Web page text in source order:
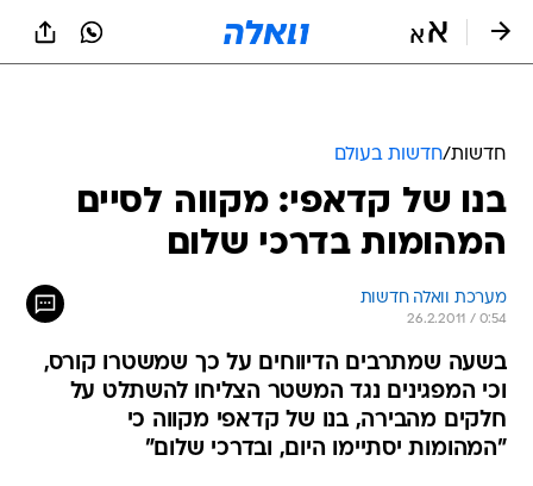
חדשות/חדשות בעולם
בנו של קדאפי: מקווה לסיים
המהומות בדרכי שלום
מערכת וואלה חדשות
26.2.2011 / 0:54
בשעה שמתרבים הדיווחים על כך שמשטרו קורס,
וכי המפגינים נגד המשטר הצליחו להשתלט על
חלקים מהבירה, בנו של קדאפי מקווה כי
"המהומות יסתיימו היום, ובדרכי שלום"